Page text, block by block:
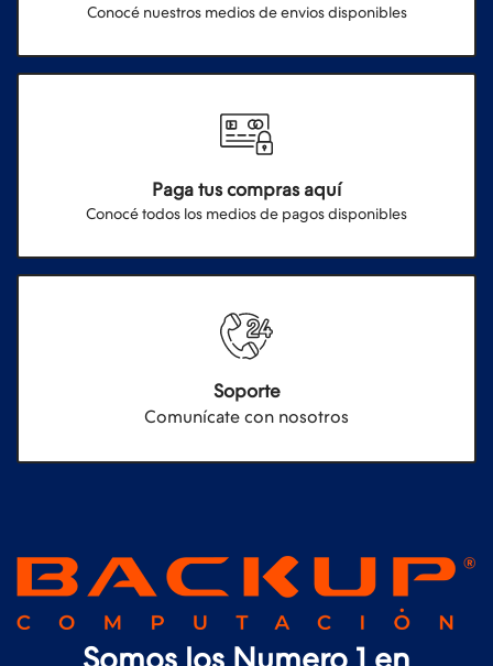
Conocé nuestros medios de envios disponibles
Paga tus compras aquí
Conocé todos los medios de pagos disponibles
Soporte
Comunícate con nosotros
Somos los Numero 1 en